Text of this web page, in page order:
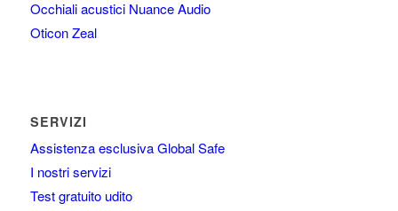
Occhiali acustici Nuance Audio
Oticon Zeal
SERVIZI
Assistenza esclusiva Global Safe
I nostri servizi
Test gratuito udito